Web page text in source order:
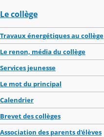
Le collège
Travaux énergétiques au collège
Le renon, média du collège
Services jeunesse
Le mot du principal
Calendrier
Brevet des collèges
Association des parents d'élèves